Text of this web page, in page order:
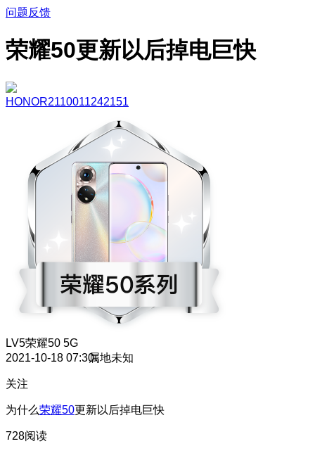
问题反馈
荣耀50更新以后掉电巨快
HONOR2110011242151
LV5荣耀50 5G
2021-10-18 07:30属地未知
关注
为什么荣耀50更新以后掉电巨快
728阅读